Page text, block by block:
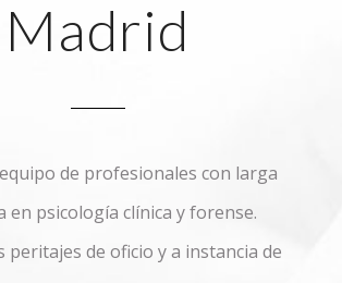
Madrid
de profesionales con larga
en psicología clínica y forense.
peritajes de oficio y a instancia de